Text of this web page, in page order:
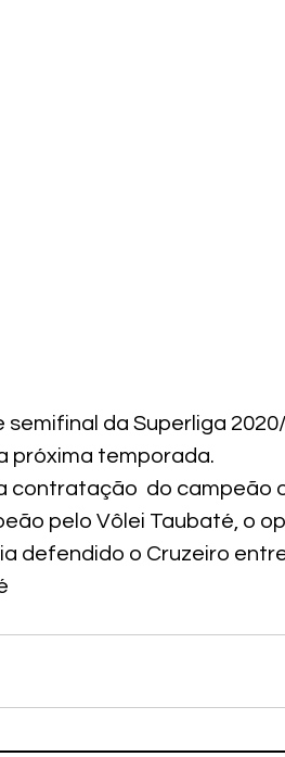
da Superliga
próxima temporada.
contratação  do campeão
pelo Vôlei Taubaté, o
defendido o Cruzeiro